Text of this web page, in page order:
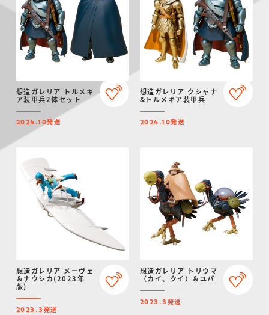
想造ガレリア トルメキ
ア装甲兵2体セット
2024.10発送
想造ガレリア クシャナ
&トルメキア装甲兵
2024.10発送
想造ガレリア メーヴェ
＆ナウシカ(2023年
版)
2023.3 発送
想造ガレリア トリウマ
（カイ、クイ）＆ユパ
2023.3 発送